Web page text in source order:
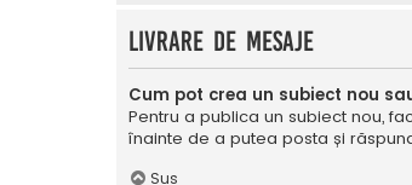
Livrare de mesaje
Cum pot crea un subiect nou
Pentru a publica un subiect nou,
înainte de a putea posta și
Sus